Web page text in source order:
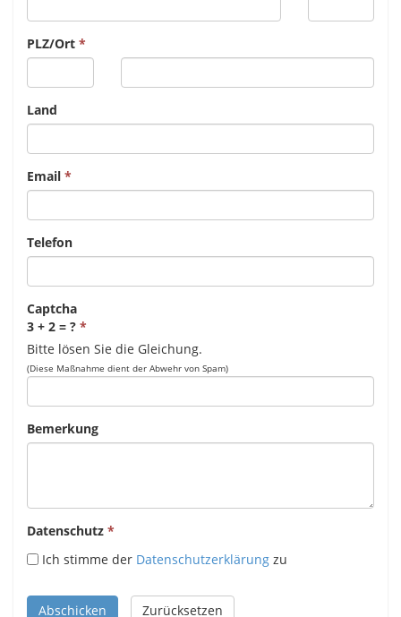
PLZ/Ort
Land
Email
Telefon
Captcha
3 + 2 = ?
Bitte lösen Sie die Gleichung.
(Diese Maßnahme dient der Abwehr von Spam)
Bemerkung
Datenschutz
Ich stimme der Datenschutzerklärung zu
Abschicken Zurücksetzen